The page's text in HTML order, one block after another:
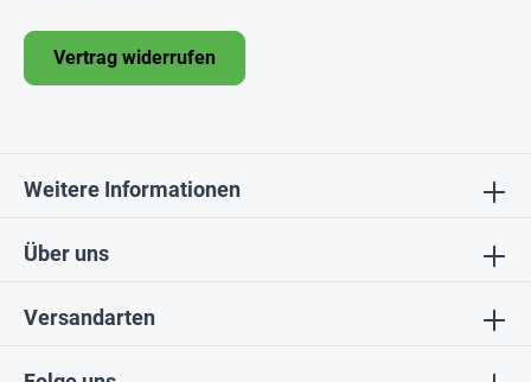
Über uns
Vertrag widerrufen
Weitere Informationen
Versandarten